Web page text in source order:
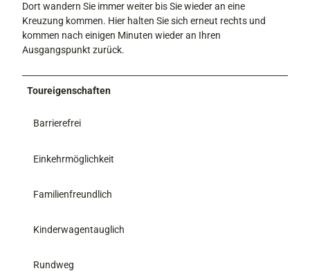
Dort wandern Sie immer weiter bis Sie wieder an eine
Kreuzung kommen. Hier halten Sie sich erneut rechts und
kommen nach einigen Minuten wieder an Ihren
Ausgangspunkt zurück.
Toureigenschaften
Barrierefrei
Einkehrmöglichkeit
Familienfreundlich
Kinderwagentauglich
Rundweg